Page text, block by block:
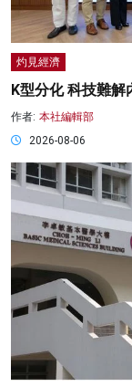
灼見經濟
K型分化 科技難
作者: 本社編輯部
2026-08-06